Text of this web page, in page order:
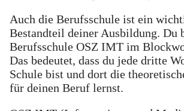
Auch die Berufsschule ist ein
Bestandteil deiner Ausbildung. Du
Berufsschule OSZ IMT im
Das bedeutet, dass du jede dritte
Schule bist und dort die
für deinen Beruf lernst.